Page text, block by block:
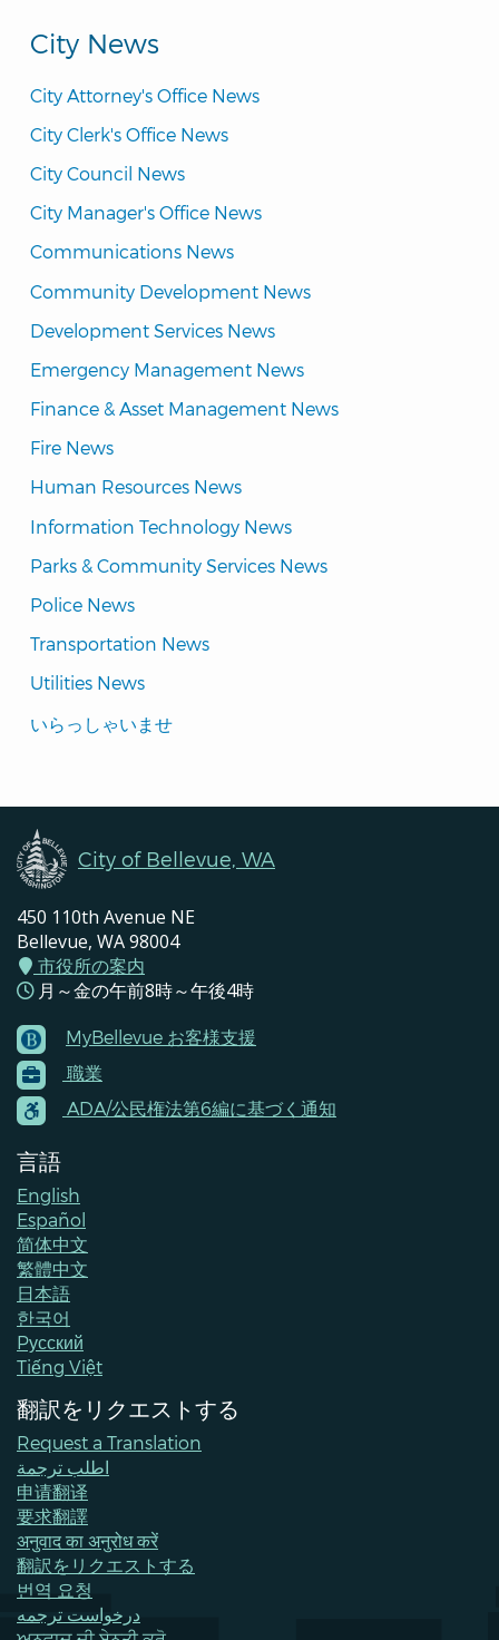
City News
City Attorney's Office News
City Clerk's Office News
City Council News
City Manager's Office News
Communications News
Community Development News
Development Services News
Emergency Management News
Finance & Asset Management News
Fire News
Human Resources News
Information Technology News
Parks & Community Services News
Police News
Transportation News
Utilities News
Translated
いらっしゃいませ
City of Bellevue, WA
450 110th Avenue NE
Bellevue, WA 98004
市役所の案内
月～金の午前8時～午後4時
Footer
Menu
Contacts
MyBellevue お客様支援
職業
ADA/公民権法第6編に基づく通知
言語
English
Español
简体中文
繁體中文
日本語
한국어
Pусский
Tiếng Việt
翻訳をリクエストする
Request a Translation
اطلب ترجمة
申请翻译
要求翻譯
अनुवाद का अनुरोध करें
翻訳をリクエストする
번역 요청
درخواست ترجمه